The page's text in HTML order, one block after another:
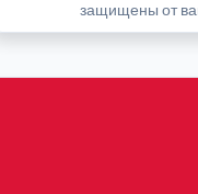
защищены от